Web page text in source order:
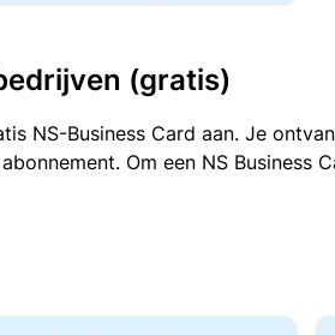
(gratis)
NS-Business Card aan. Je
Om een NS Business